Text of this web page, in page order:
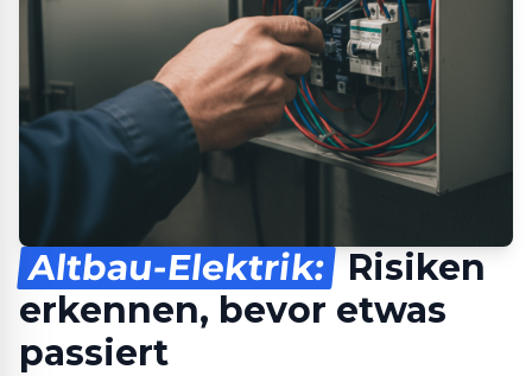
Altbau-Elektrik: Risiken
erkennen, bevor etwas
passiert